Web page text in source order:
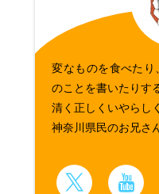
変なものを食べた
のことを書いたりす
清く正しくいやらし
神奈川県民のお兄さ